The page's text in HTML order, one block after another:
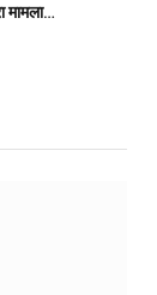
मामला…